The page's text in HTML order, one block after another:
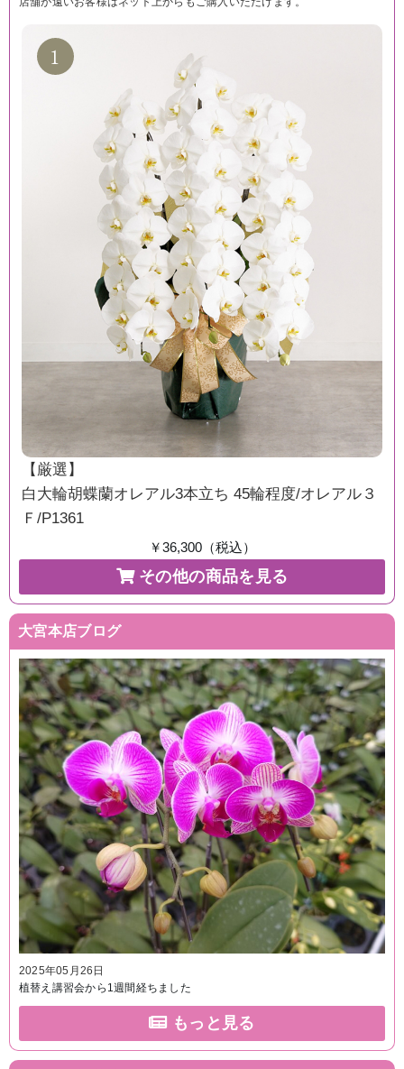
【厳選】
白大輪胡蝶蘭オレアル3本立ち 45輪程度/オレアル３
Ｆ/P1361
￥36,300（税込）
その他の商品を見る
大宮本店ブログ
2025年05月26日
植替え講習会から1週間経ちました
もっと見る